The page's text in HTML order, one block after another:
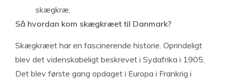
skægkræ.
Så hvordan kom skægkræet til Danmark?
Skægkræet har en fascinerende historie. Oprindeligt
blev det videnskabeligt beskrevet i Sydafrika i 1905.
Det blev første gang opdaget i Europa i Frankrig i